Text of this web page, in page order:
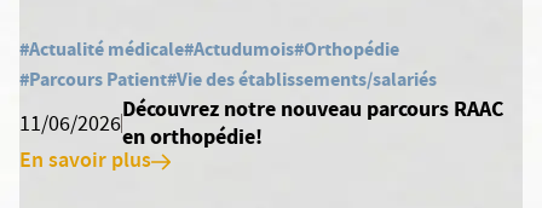
#Actualité médicale#Actudumois#Orthopédie
#Parcours Patient#Vie des établissements/salariés
11/06/2026
Découvrez notre nouveau parcours RAAC
en orthopédie!
En savoir plus